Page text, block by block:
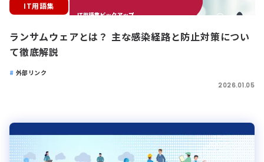
IT用語集
ランサムウェアとは？ 主な感染経路と防止対策につい
て徹底解説
外部リンク
2026.01.05